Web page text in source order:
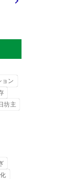
ョン
坊主